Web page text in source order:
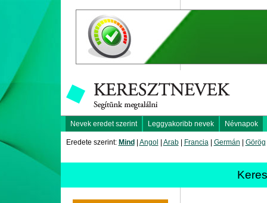
Nevek eredet szerint Leggyakoribb nevek Névnapok
Eredete szerint: Mind Angol Arab| Francia| Germán Görög